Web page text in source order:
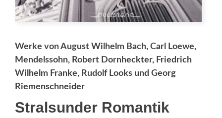
Werke von August Wilhelm Bach, Carl Loewe,
Mendelssohn, Robert Dornheckter, Friedrich
Wilhelm Franke, Rudolf Looks und Georg
Riemenschneider
Stralsunder Romantik